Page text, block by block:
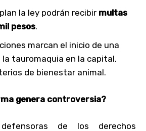
la ley podrán recibir multas
pesos.
marcan el inicio de una
la tauromaquia en la capital,
de bienestar animal.
genera controversia?
defensoras de los derechos